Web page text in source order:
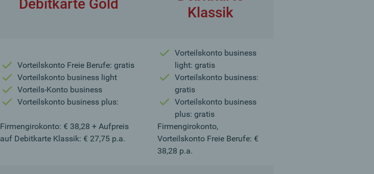
Debitkarte Gold
Klassik
Vorteilskonto Freie Berufe: gratis
Vorteilskonto business light
Vorteils-Konto business
Vorteilskonto business plus:
Firmengirokonto: € 38,28 + Aufpreis
auf Debitkarte Klassik: € 27,75 p.a.
Vorteilskonto business
light: gratis
Vorteilskonto business:
gratis
Vorteilskonto business
plus: gratis
Firmengirokonto,
Vorteilskonto Freie Berufe: €
38,28 p.a.